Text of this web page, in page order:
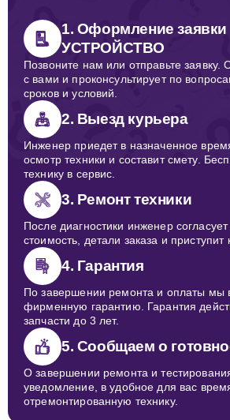
1. Оформление заявки
УСТРОЙСТВО
Позвоните нам или отправьте заявку.
с вами и проконсультирует по
сроков и условий.
2. Выезд курьера
Инженер приедет в назначенное
осмотр техники и составит смету.
технику в сервис.
3. Ремонт техники
После диагностики инженер согласует
стоимость, детали заказа и приступит
4. Гарантия
По завершении ремонта и оплаты мы
фирменную гарантию. Гарантия
запчасти до 3 лет.
5. Сообщаем о
О завершении ремонта и
уведомление, в удобное для вас
отремонтированную технику.